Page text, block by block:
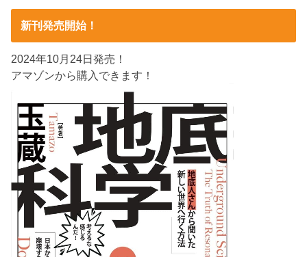
新刊発売開始！
2024年10月24日発売！
アマゾンから購入できます！